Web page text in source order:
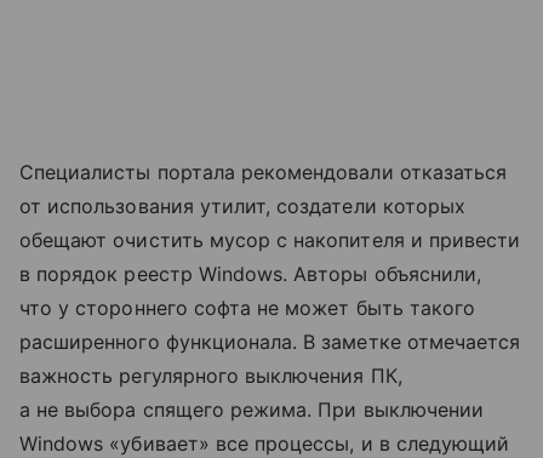
Специалисты портала рекомендовали отказаться
от использования утилит, создатели которых
обещают очистить мусор с накопителя и привести
в порядок реестр Windows. Авторы объяснили,
что у стороннего софта не может быть такого
расширенного функционала. В заметке отмечается
важность регулярного выключения ПК,
а не выбора спящего режима. При выключении
Windows «убивает» все процессы, и в следующий